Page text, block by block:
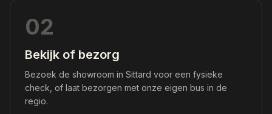
02
Bekijk of bezorg
Bezoek de showroom in Sittard voor een fysieke
check, of laat bezorgen met onze eigen bus in de
regio.